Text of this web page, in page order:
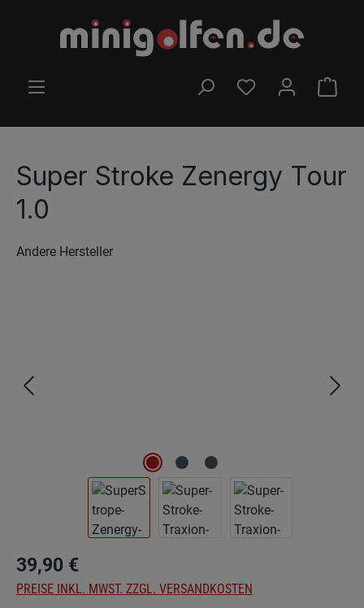
Zum Hauptinhalt springen
DU HAST 0
Super Stroke Zenergy Tour
1.0
Andere Hersteller
39,90 €
PREISE INKL. MWST. ZZGL. VERSANDKOSTEN